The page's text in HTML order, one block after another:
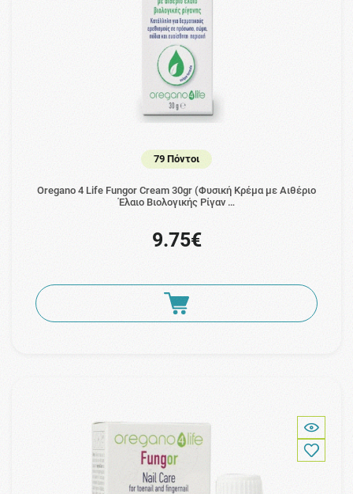
79 Πόντοι
Oregano 4 Life Fungor Cream 30gr (Φυσική Κρέμα με Αιθέριο
Έλαιο Βιολογικής Ρίγαν …
9.75€